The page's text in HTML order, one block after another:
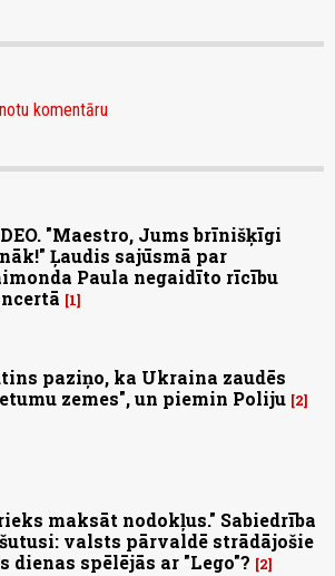
komentāru
"Maestro, Jums brīnišķīgi
Ļaudis sajūsmā par
Paula negaidīto rīcību
1
paziņo, ka Ukraina zaudēs
zemes", un piemin Poliju 2
maksāt nodokļus." Sabiedrība
valsts pārvaldē strādājošie
dienas spēlējās ar "Lego"?
2